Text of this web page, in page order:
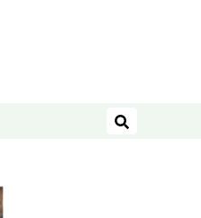
ရှာဖွေရန်